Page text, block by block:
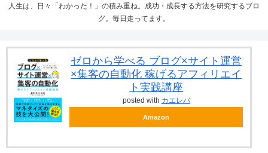
人生は、日々「わかった！」の積み重ね。成功・成長する方法を研究するブロ
グ。毎日走ってます。
ゼロから学べる ブログ×サイト運営
×集客の自動化 稼げるアフィリエイ
ト実践講座
posted with カエレバ
Amazon